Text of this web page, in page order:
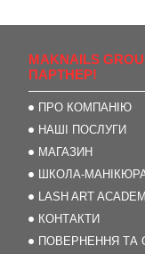
MAKNAILS
ПАРТНЕР!
ПРО КОМПАНІЮ
НАШІ ПОСЛУГИ
МАГАЗИН
ШКОЛА-
LASH ART
КОНТАКТИ
ПОВЕРНЕННЯ ТА